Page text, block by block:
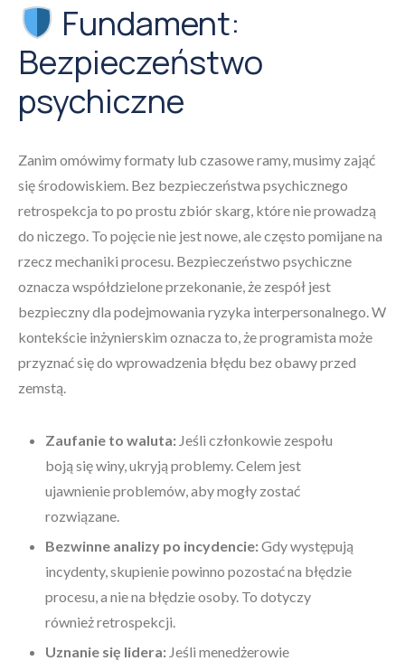
Fundament:
Bezpieczeństwo
psychiczne
Zanim omówimy formaty lub czasowe ramy, musimy zająć
się środowiskiem. Bez bezpieczeństwa psychicznego
retrospekcja to po prostu zbiór skarg, które nie prowadzą
do niczego. To pojęcie nie jest nowe, ale często pomijane na
rzecz mechaniki procesu. Bezpieczeństwo psychiczne
oznacza współdzielone przekonanie, że zespół jest
bezpieczny dla podejmowania ryzyka interpersonalnego. W
kontekście inżynierskim oznacza to, że programista może
przyznać się do wprowadzenia błędu bez obawy przed
zemstą.
Zaufanie to waluta: Jeśli członkowie zespołu
boją się winy, ukryją problemy. Celem jest
ujawnienie problemów, aby mogły zostać
rozwiązane.
Bezwinne analizy po incydencie:Gdy występują
incydenty, skupienie powinno pozostać na błędzie
procesu, a nie na błędzie osoby. To dotyczy
również retrospekcji.
Uznanie się lidera: Jeśli menedżerowie